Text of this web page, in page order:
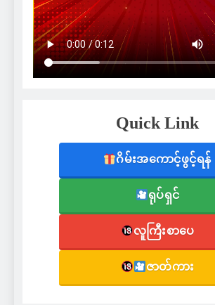
Quick Link
ဂိမ်းအကောင့်ဖွင့်ရန်
ရုပ်ရှင်
လူကြီးစာပေ
ဇာတ်ကား